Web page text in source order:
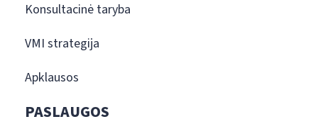
Konsultacinė taryba
VMI strategija
Apklausos
PASLAUGOS